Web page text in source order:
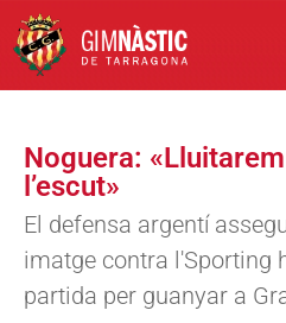
Noguera:
l’escut»
El defensa argentí
imatge contra l'Sporting
partida per guanyar a